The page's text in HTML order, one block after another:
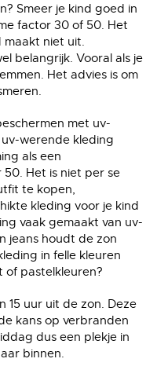
Smeer je kind goed in
factor 30 of 50. Het
maakt niet uit.
belangrijk. Vooral als je
Het advies is om
met uv-
werende kleding
als een
Het is niet per se
te kopen,
kleding voor je kind
vaak gemaakt van uv-
jeans houdt de zon
in felle kleuren
pastelkleuren?
15 uur uit de zon. Deze
kans op verbranden
dus een plekje in
binnen.